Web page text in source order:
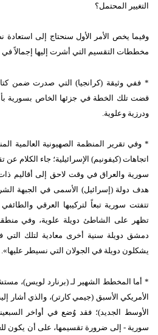
التغيير المحتمل؟
وفيما يخص الأمر الأول سنحتاج إلى
مخططات التقسيم التي أشرت إليها إجمالاً في
قضت تلك الخطة في جزئها الخاص بسورية
ودرزية وعلوية.
اتجاهات (كيفونيم) الإسرائيلية؛ جاء الكلام
سورية والعراق في وقت لاحق إلى أقاليم
هدف دولة (إسرائيل) الأسمى في الجبهة
تتفتت سورية تبعاً لتركيبها العرقي
تظهر على الشاطئ دويلة علوية، وفي
دمشق دويلة سنية أخرى معادية لتلك
يشكلون دويلة في الجولان التي نسيطر عليها».
* أما المخطط الشهير لـ (برنارد لويس)،
الأمريكي الأسبق (جيمي كارتر)، والذي أشار
الأوسط الجديد)؛ فقد وُضع في أواخر
سورية - إلى ضرورة تقسيمها، على أن يكون